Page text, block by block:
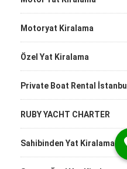
Motoryat Kiralama
Özel Yat Kiralama
Private Boat Rental İstanbul
RUBY YACHT CHARTER
Sahibinden Yat Kiralama